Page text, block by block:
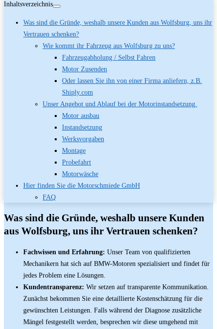
Inhaltsverzeichnis
Was sind die Gründe, weshalb unsere Kunden aus Wolfsburg, uns ihr
Vertrauen schenken?
Wie kommt ihr Fahrzeug aus Wolfsburg zu uns?
Fahrzeugabholung / Selbst Fahren
Motor Zusenden
Oder lassen Sie ihn von einer Firma anliefern, z.B.
Shiply.com
Unser Angebot und Ablauf bei der Motorinstandsetzung.
Motor ausbau
Instandsetzung
Werksvorgaben
Montage
Probefahrt
Motorwäsche
Hier finden Sie die Motorschmiede GmbH
FAQ
Was sind die Gründe, weshalb unsere Kunden
aus Wolfsburg, uns ihr Vertrauen schenken?
Fachwissen und Erfahrung: Unser Team von qualifizierten
Mechanikern hat sich auf BMW-Motoren spezialisiert und findet für
jedes Problem eine Lösungen.
Kundentransparenz: Wir setzen auf transparente Kommunikation.
Zunächst bekommen Sie eine detaillierte Kostenschätzung für die
gewünschten Leistungen. Falls während der Diagnose zusätzliche
Mängel festgestellt werden, besprechen wir diese umgehend mit